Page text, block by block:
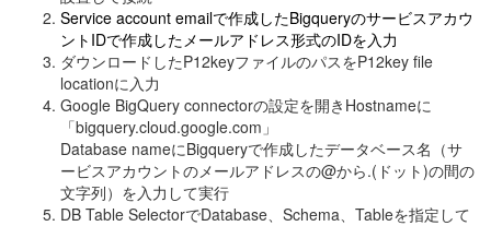
Service account emailで作成したBigqueryのサービスアカウ
ントIDで作成したメールアドレス形式のIDを入力
ダウンロードしたP12keyファイルのパスをP12key file
locationに入力
Google BigQuery connectorの設定を開きHostnameに
「bigquery.cloud.google.com」
Database nameにBigqueryで作成したデータベース名（サ
ービスアカウントのメールアドレスの@から.(ドット)の間の
文字列）を入力して実行
DB Table SelectorでDatabase、Schema、Tableを指定して